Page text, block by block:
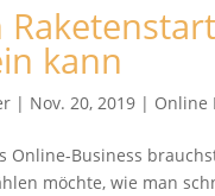
kann
| Nov. 20, 2019 | Online
Business
möchte, wie man